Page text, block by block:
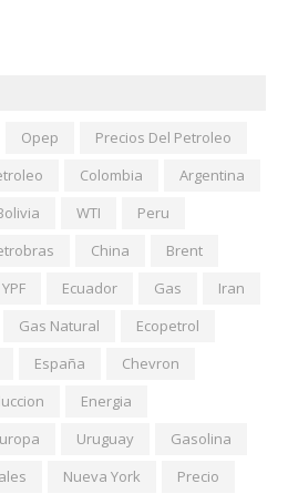
Opep
Precios Del Petroleo
Colombia
Argentina
WTI
Peru
China
Brent
YPF Ecuador Gas
Iran
Gas Natural
Ecopetrol
España
Chevron
Energia
Uruguay
Gasolina
Nueva York
Precio